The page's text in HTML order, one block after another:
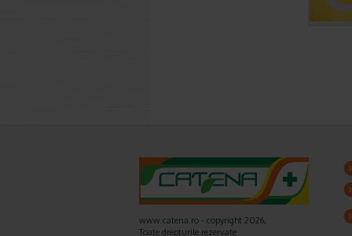
www.catena.ro - copyright 2026,
Toate drepturile rezervate